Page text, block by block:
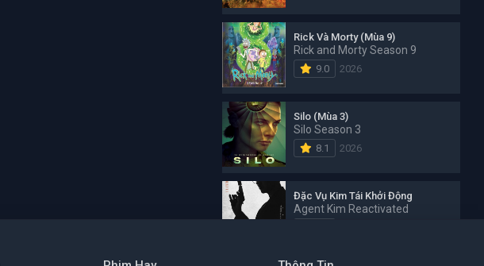
Rick Và Morty (Mùa 9)
Rick and Morty Season 9
9.0 2026
Silo (Mùa 3)
Silo Season 3
8.1 2026
Đặc Vụ Kim Tái Khởi Động
Agent Kim Reactivated